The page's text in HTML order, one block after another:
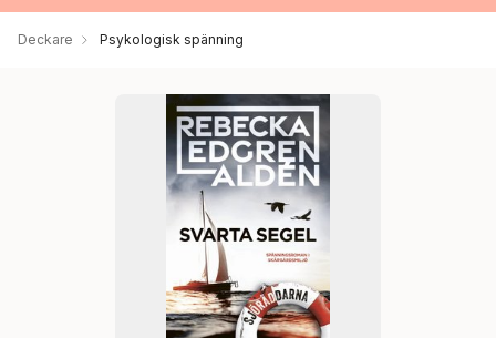
Deckare Psykologisk spänning